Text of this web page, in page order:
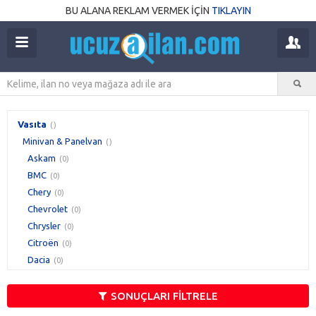
BU ALANA REKLAM VERMEK İÇİN TIKLAYIN
Vasıta ()
Minivan & Panelvan ()
Askam (0)
BMC (0)
Chery (0)
Chevrolet (0)
Chrysler (0)
Citroën (0)
Dacia (0)
DFM
SONUÇLARI FİLTRELE